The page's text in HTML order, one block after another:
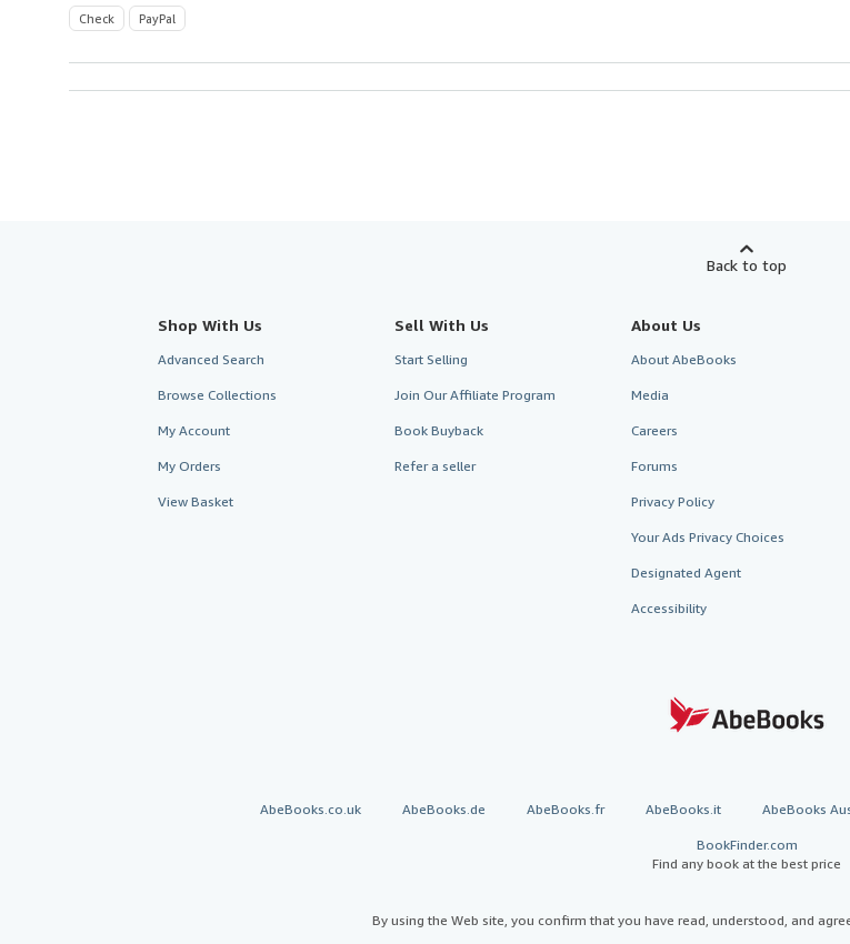
Check PayPal
Back to top
Shop With Us
Advanced Search
Browse Collections
My Account
My Orders
View Basket
Sell With Us
Start Selling
Join Our Affiliate Program
Book Buyback
Refer a seller
About Us
About AbeBooks
Media
Careers
Forums
Privacy Policy
Your Ads Privacy Choices
Designated Agent
Accessibility
AbeBooks.co.uk AbeBooks.de AbeBooks.fr AbeBooks.it AbeBooks
BookFinder.com
Find any book at the best price
By using the Web site, you confirm that you have read, understood, and